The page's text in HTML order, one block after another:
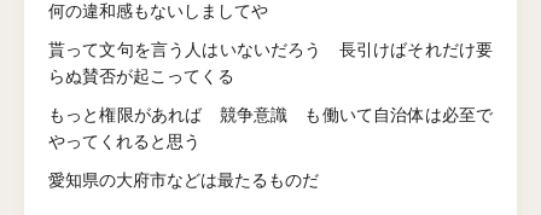
何の違和感もないしましてや
貰って文句を言う人はいないだろう 長引けばそれだけ要
らぬ賛否が起こってくる
もっと権限があれば 競争意識 も働いて自治体は必至で
やってくれると思う
愛知県の大府市などは最たるものだ